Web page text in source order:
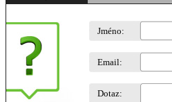
Jméno:
Email:
Dotaz: